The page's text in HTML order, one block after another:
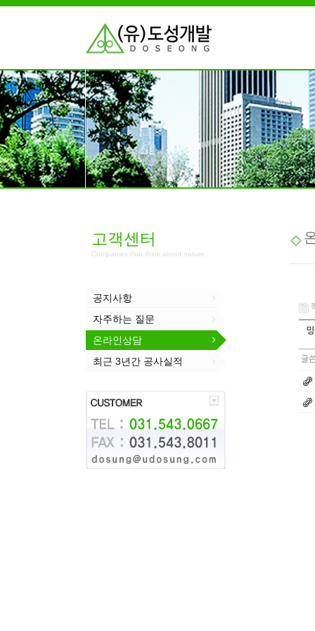
고객센터
Companies that think about nature
공지사항
자주하는 질문
온라인상담
최근 3년간 공사실적
글